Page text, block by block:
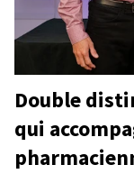
Double
qui